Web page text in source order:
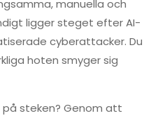
manuella och
ligger steget efter AI-
cyberattacker. Du
hoten smyger sig
på steken? Genom att